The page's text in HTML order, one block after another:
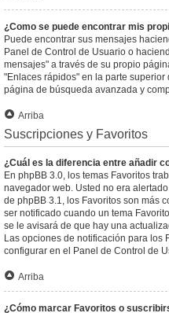
¿Como se puede encontrar mis
Puede encontrar sus mensajes
Panel de Control de Usuario o
mensajes" a través de su propio
"Enlaces rápidos" en la parte
página de búsqueda avanzada y
Arriba
Suscripciones y Favoritos
¿Cuál es la diferencia entre añadir
En phpBB 3.0, los temas Favoritos
navegador web. Usted no era
de phpBB 3.1, los Favoritos son más
ser notificado cuando un tema
se le avisará de que hay una
Las opciones de notificación para los
configurar en el Panel de Control de
Arriba
¿Cómo marcar Favoritos o